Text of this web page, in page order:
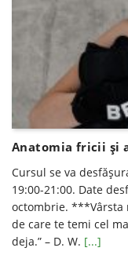
Anatomia fricii și
Cursul se va
19:00-21:00. Date
octombrie. ***Vârsta
de care te temi cel
deja.” – D. W. [...]